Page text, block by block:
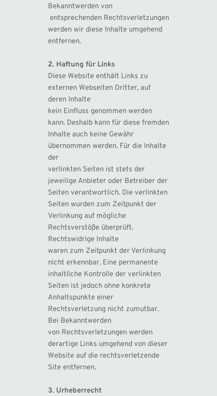
Bekanntwerden von
werden wir diese Inhalte umgehend
entfernen.
2. Haftung für Links
Diese Website enthält Links zu
externen Webseiten Dritter, auf
deren Inhalte
kein Einfluss genommen werden
kann. Deshalb kann für diese fremden
Inhalte auch keine Gewähr
übernommen werden. Für die Inhalte
der
verlinkten Seiten ist stets der
jeweilige Anbieter oder Betreiber der
Seiten verantwortlich. Die verlinkten
Seiten wurden zum Zeitpunkt der
Verlinkung auf mögliche
Rechtsverstöße überprüft.
Rechtswidrige Inhalte
waren zum Zeitpunkt der Verlinkung
nicht erkennbar. Eine permanente
inhaltliche Kontrolle der verlinkten
Seiten ist jedoch ohne konkrete
Anhaltspunkte einer
Rechtsverletzung nicht zumutbar.
Bei Bekanntwerden
von Rechtsverletzungen werden
derartige Links umgehend von dieser
Website auf die rechtsverletzende
Site entfernen.
3. Urheberrecht